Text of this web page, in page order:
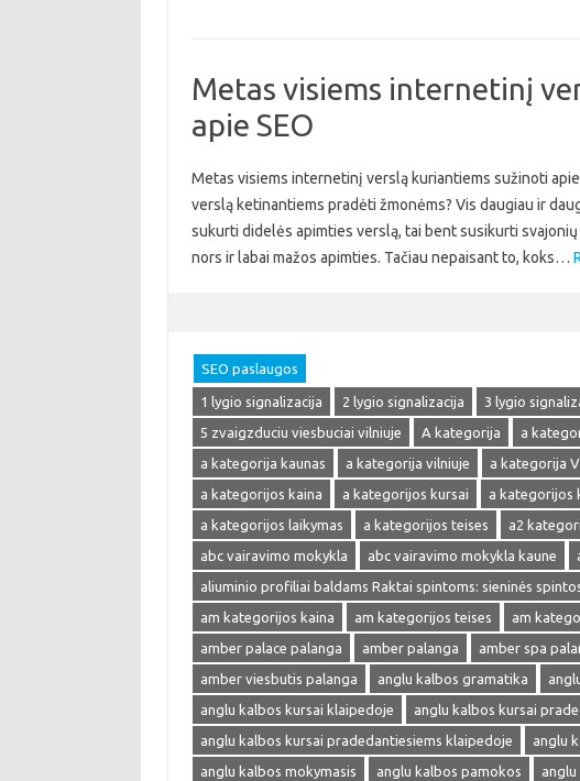
Metas visiems internetinį
apie SEO
Metas visiems internetinį verslą kuriantiems sužinoti apie
verslą ketinantiems pradėti žmonėms? Vis daugiau ir
sukurti didelės apimties verslą, tai bent susikurti
nors ir labai mažos apimties. Tačiau nepaisant to, koks…
SEO paslaugos
1 lygio signalizacija 2 lygio signalizacija 3 lygio
5 zvaigzduciu viesbuciai vilniuje
A kategorija a
a kategorija kaunas
a kategorija vilniuje a kategorija
a kategorijos kaina
a kategorijos kursai a kategorijos
a kategorijos laikymas
a kategorijos teises a2
abc vairavimo mokykla
abc vairavimo mokykla kaune
aliuminio profiliai baldams Raktai spintoms: sieninės
am kategorijos kaina
am kategorijos teises am
amber palace palanga
amber palanga amber spa
amber viesbutis palanga
anglu kalbos gramatika
anglu kalbos kursai klaipedoje
anglu kalbos kursai
anglu kalbos kursai pradedantiesiems klaipedoje
anglu
anglu kalbos mokymasis
anglu kalbos pamokos anglu